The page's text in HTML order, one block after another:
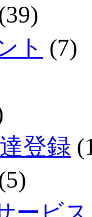
ト (7)
登録